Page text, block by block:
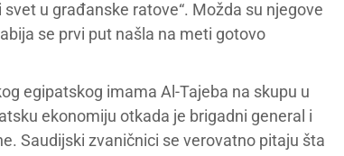
u građanske ratove“. Možda su njegove
se prvi put našla na meti gotovo
egipatskog imama Al-Tajeba na skupu u
ekonomiju otkada je brigadni general i
Saudijski zvaničnici se verovatno pitaju šta